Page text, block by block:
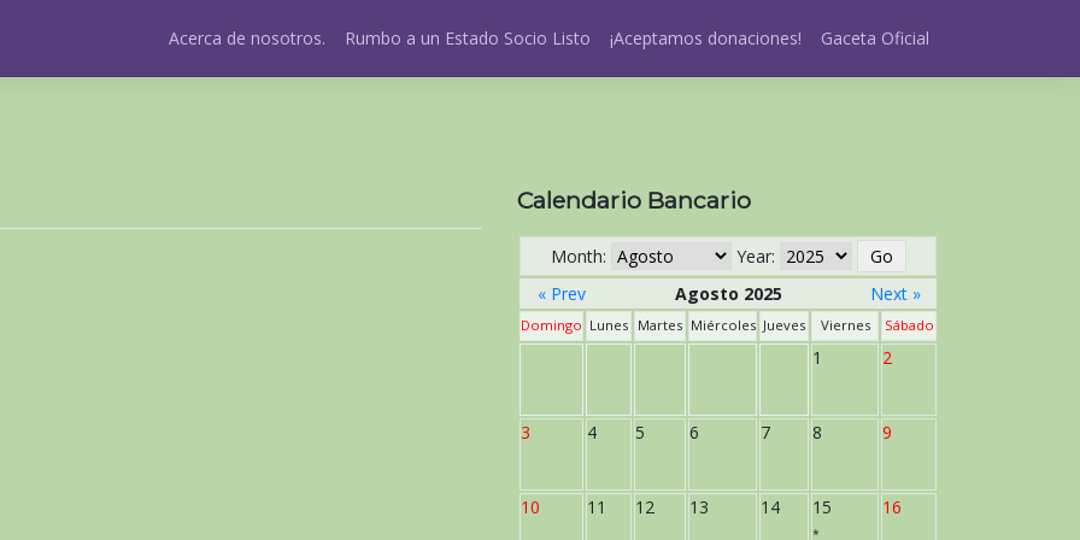
Acerca de nosotros. Rumbo a un Estado Socio Listo ¡Aceptamos donaciones! Gaceta Oficial
Calendario Bancario
Month:
Year:
« Prev
Agosto 2025 Next »
Domingo Lunes Martes Miércoles Jueves Viernes Sábado
1 2
3 4 5 6 7 8 9
10 11 12 13 14 15
*
16